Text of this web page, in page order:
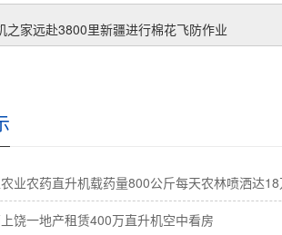
之家远赴3800里新疆进行棉花飞防作业
业农药直升机载药量800公斤每天农林喷洒达18
饶一地产租赁400万直升机空中看房